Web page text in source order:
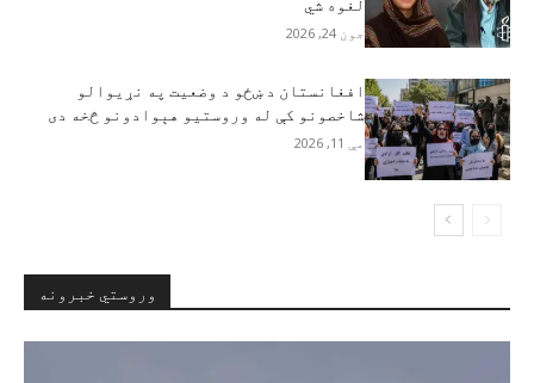
لغوه شي
جون 24, 2026
افغانستان د ښځو د وضعیت په نړیوالو
شاخصونو کې له وروستیو هېوادونو څخه دی
مې 11, 2026
وروستي خبرونه